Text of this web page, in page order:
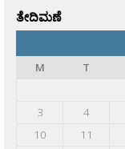
ತೇದಿಮಣೆ
M
T
3
4
10
11